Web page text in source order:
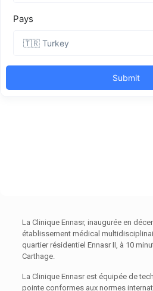
La Clinique Ennasr, inaugurée en
établissement médical
quartier résidentiel Ennasr II, à 10
Carthage.
La Clinique Ennasr est équipée de
pointe conformes aux normes